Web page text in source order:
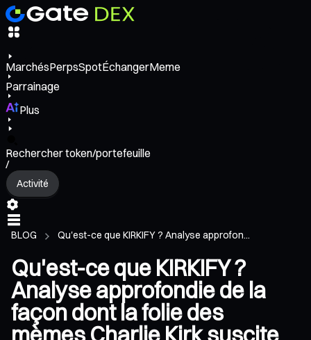
MarchésPerpsSpotÉchangerMeme
Parrainage
Plus
Rechercher token/portefeuille
/
Activité
BLOG Qu'est-ce que KIRKIFY ? Analyse approfon...
Qu'est-ce que KIRKIFY ?
Analyse approfondie de la
façon dont la folie des